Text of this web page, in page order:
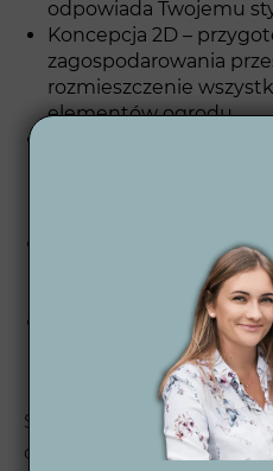
odpowiada Twojemu
Koncepcja 2D –
zagospodarowania
rozmieszczenie
elementów ogrodu.
opracowujemy
zobaczyć, jak ogród
Projekt wykonawczy
szczegółowe plany
podstawę do realizacji
Wsparcie po
projektu oferujemy
piękny i funkcjonalny
Sprawdź nasz proces
dowiedzieć się, jak krok